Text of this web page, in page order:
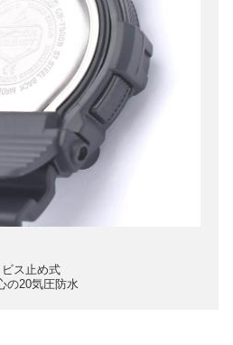
ビス止め式
の20気圧防水